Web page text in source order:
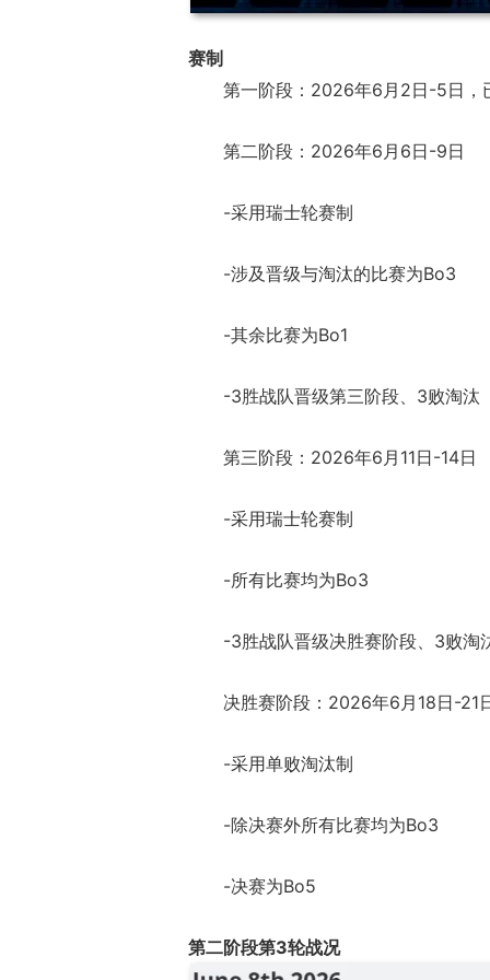
赛制
第一阶段：2026年6月2日-5日，
第二阶段：2026年6月6日-9日
-采用瑞士轮赛制
-涉及晋级与淘汰的比赛为Bo3
-其余比赛为Bo1
-3胜战队晋级第三阶段、3败淘汰
第三阶段：2026年6月11日-14日
-采用瑞士轮赛制
-所有比赛均为Bo3
-3胜战队晋级决胜赛阶段、3败淘
决胜赛阶段：2026年6月18日-21
-采用单败淘汰制
-除决赛外所有比赛均为Bo3
-决赛为Bo5
第二阶段第3轮战况